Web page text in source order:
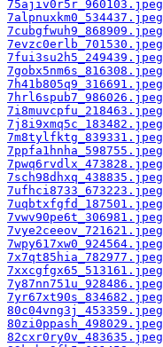
75ajiv0r5r_960103.jpeg
7alpnuxkm0_534437.jpeg
7cubgfwuh9_868909.jpeg
7evzc0erlb_701530.jpeg
7fui3su2h5_249439.jpeg
7gobx5nm6s_816308.jpeg
7h41b805q9_316691.jpeg
7hrl6spub7_986026.jpeg
7i8muvcpfu_218463.jpeg
7j8i9xmq5c_183482.jpeg
7m8tylfktg_839331.jpeg
7ppfa1hnha_598755.jpeg
7pwq6rvdlx_473828.jpeg
7sch98dhxq_438835.jpeg
7ufhci8733_673223.jpeg
7uqbtxfgfd_187501.jpeg
7vwv90pe6t_306981.jpeg
7vye2ceeov_721621.jpeg
7wpy617xw0_924564.jpeg
7x7qt85hia_782977.jpeg
7xxcgfgx65_513161.jpeg
7y87nn751u_928486.jpeg
7yr67xt90s_834682.jpeg
80c04vng3j_453359.jpeg
80zi0ppash_498029.jpeg
82cxr0ry0v_483635.jpeg